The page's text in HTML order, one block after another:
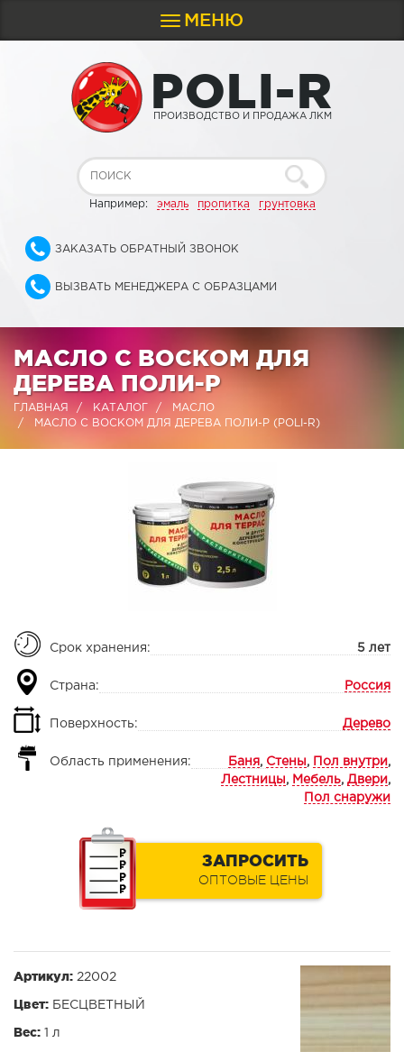
Toggle
navigation
МЕНЮ
POLI-R
ПРОИЗВОДСТВО И ПРОДАЖА ЛКМ
Например: эмаль пропитка грунтовка
ЗАКАЗАТЬ ОБРАТНЫЙ ЗВОНОК
ВЫЗВАТЬ МЕНЕДЖЕРА С ОБРАЗЦАМИ
МАСЛО С ВОСКОМ ДЛЯ
ДЕРЕВА ПОЛИ-Р
ГЛАВНАЯ КАТАЛОГ
МАСЛО
МАСЛО С ВОСКОМ ДЛЯ ДЕРЕВА ПОЛИ-Р (POLI-R)
Срок хранения: 5 лет
Страна: Россия
Поверхность: Дерево
Область применения: Баня , Стены , Пол внутри ,
Лестницы , Мебель, Двери ,
Пол снаружи
ЗАПРОСИТЬ
ОПТОВЫЕ ЦЕНЫ
Артикул: 22002
Цвет: БЕСЦВЕТНЫЙ
Вес: 1 л